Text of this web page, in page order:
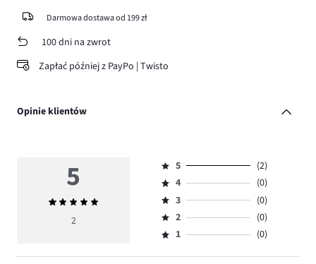
Darmowa dostawa od 199 zł
100 dni na zwrot
Zapłać później z PayPo | Twisto
Opinie klientów
5
Średnia
ocena
2
Ocena
5,
ilość
głosów
2.
5
(2)
Ocena
4,
ilość
głosów
4
(0)
Ocena
3,
ilość
3
(0)
Ocena
2,
2
(0)
Ocena
1,
1 (0)